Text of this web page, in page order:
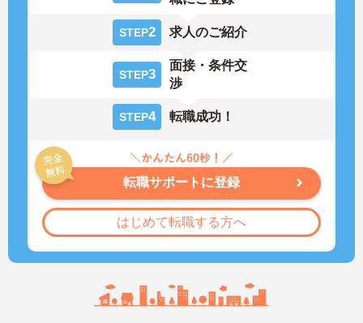
STEP2 求人のご紹介
STEP3
面接・条件交
渉
STEP4 転職成功！
転職サポートに登録
はじめて転職する方へ